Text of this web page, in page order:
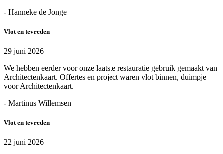
- Hanneke de Jonge
Vlot en tevreden
29 juni 2026
We hebben eerder voor onze laatste restauratie gebruik gemaakt van
Architectenkaart. Offertes en project waren vlot binnen, duimpje
voor Architectenkaart.
- Martinus Willemsen
Vlot en tevreden
22 juni 2026